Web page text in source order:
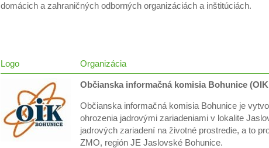
domácich a zahraničných odborných organizáciách a inštitúciách.
Logo Organizácia
Občianska informačná komisia Bohunice
Občianska informačná komisia Bohunice je
ohrozenia jadrovými zariadeniami v lokalite
jadrových zariadení na životné prostredie, a to
ZMO, región JE Jaslovské Bohunice.